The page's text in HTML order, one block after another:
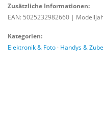
Zusätzliche Informationen:
EAN: 5025232982660 |
Kategorien:
Elektronik & Foto · Handys &